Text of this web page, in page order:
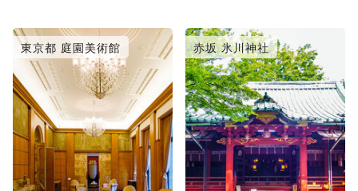
東京都 庭園美術館 赤坂 氷川神社